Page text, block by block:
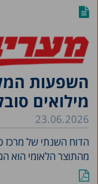
השפעות
מילואים
23.06.2026
הדוח השנתי של מרכז
מהתוצר הלאומי הוא הגבוה ביותר